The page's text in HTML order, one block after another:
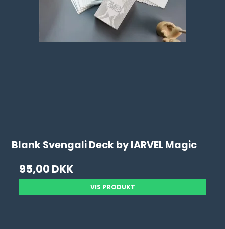
Blank Svengali Deck by IARVEL Magic
95,00 DKK
VIS PRODUKT